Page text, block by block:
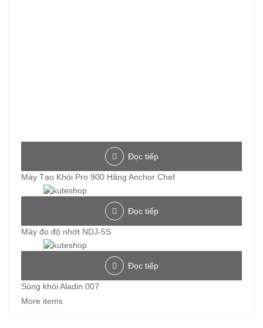
Đọc tiếp
Máy Tạo Khói Pro 900 Hãng Anchor Chef
Đọc tiếp
Máy đo độ nhớt NDJ-5S
Đọc tiếp
Súng khói Aladin 007
More items